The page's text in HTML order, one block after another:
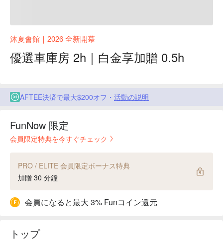
沐夏會館｜2026 全新開幕
優選車庫房 2h｜白金享加贈 0.5h
AFTEE決済で最大$200オフ・ 活動の説明
FunNow 限定
会員限定特典を今すぐチェック
PRO / ELITE 会員限定ボーナス特典
加贈 30 分鐘
会員になると最大 3% Funコイン還元
トップ